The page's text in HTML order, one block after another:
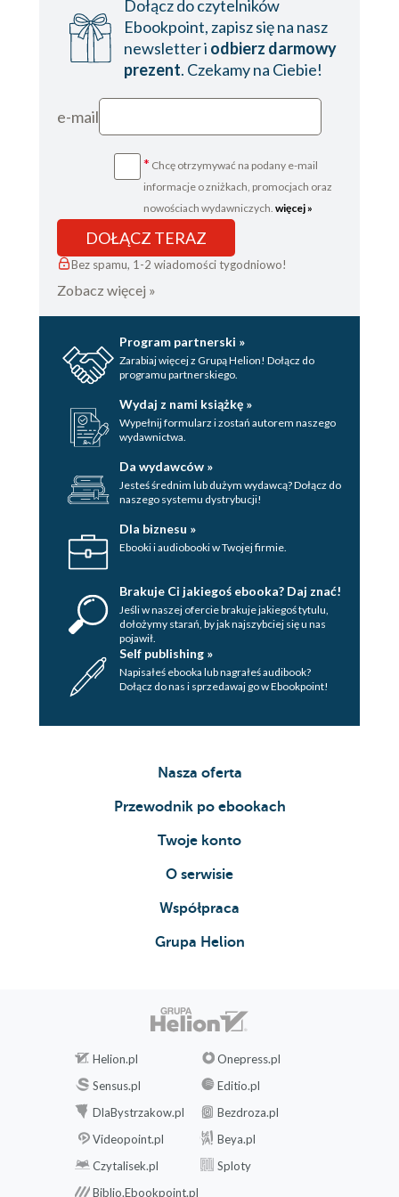
30
31
Podziękowania
Dołącz do czytelników
Ebookpoint, zapisz się na nasz
newsletter i odbierz darmowy
prezent. Czekamy na Ciebie!
e-mail
* Chcę otrzymywać na podany e-mail
informacje o zniżkach, promocjach oraz
nowościach wydawniczych. więcej »
DOŁĄCZ TERAZ
Bez spamu, 1-2 wiadomości tygodniowo!
Zobacz więcej »
Program partnerski »
Zarabiaj więcej z Grupą Helion! Dołącz do
programu partnerskiego.
Wydaj z nami książkę »
Wypełnij formularz i zostań autorem naszego
wydawnictwa.
Da wydawców »
Jesteś średnim lub dużym wydawcą? Dołącz do
naszego systemu dystrybucji!
Dla biznesu »
Ebooki i audiobooki w Twojej firmie.
Brakuje Ci jakiegoś ebooka? Daj znać!
Jeśli w naszej ofercie brakuje jakiegoś tytulu,
dołożymy starań, by jak najszybciej się u nas
pojawił.
Self publishing »
Napisałeś ebooka lub nagrałeś audibook?
Dołącz do nas i sprzedawaj go w Ebookpoint!
Nasza oferta
Przewodnik po ebookach
Twoje konto
O serwisie
Współpraca
Grupa Helion
Helion.pl
Onepress.pl
Sensus.pl
Editio.pl
DlaBystrzakow.pl
Bezdroza.pl
Videopoint.pl
Beya.pl
Czytalisek.pl
Sploty
Biblio.Ebookpoint.pl